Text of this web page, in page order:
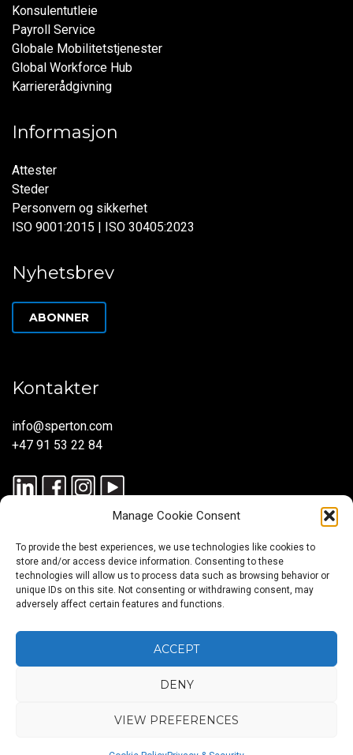
Manage Cookie Consent
To provide the best experiences, we use technologies like cookies to
store and/or access device information. Consenting to these
technologies will allow us to process data such as browsing behavior or
unique IDs on this site. Not consenting or withdrawing consent, may
adversely affect certain features and functions.
ACCEPT
DENY
VIEW PREFERENCES
Konsulentutleie
Payroll Service
Globale Mobilitetstjenester
Global Workforce Hub
Karriererådgivning
Informasjon
Attester
Steder
Personvern og sikkerhet
ISO 9001:2015 | ISO 30405:2023
Nyhetsbrev
ABONNER
Kontakter
info@sperton.com
+47 91 53 22 84
© 2025 SPERTON — ALLE RETTIGHETER RESERVERT. ISO
SAMSVAR MED ISO 30405:2023.
Rekruttering
SmartRecruit
Konsulentutleie
Payroll
Service
Mobilitetstjenester
Workforce